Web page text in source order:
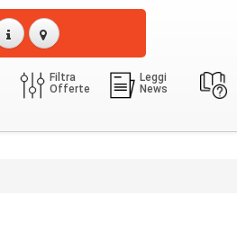
Filtra
Offerte
Leggi
News